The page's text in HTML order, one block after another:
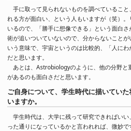
手に取って見られないものを調べていること
れる方が面白い、という人もいますが（笑）
いるので、「勝手に想像できる」という面白
術が追いついていないので、分からないこと
いう意味で、宇宙というのは比較的、「人に
だと思います。
あとは、Astrobiologyのように、他の分野と
があるのも面白さだと思います。
ご自身について、学生時代に描いてい
いますか。
学生時代は、大学に残って研究できればい
った通りになっているかと言われれば、微妙